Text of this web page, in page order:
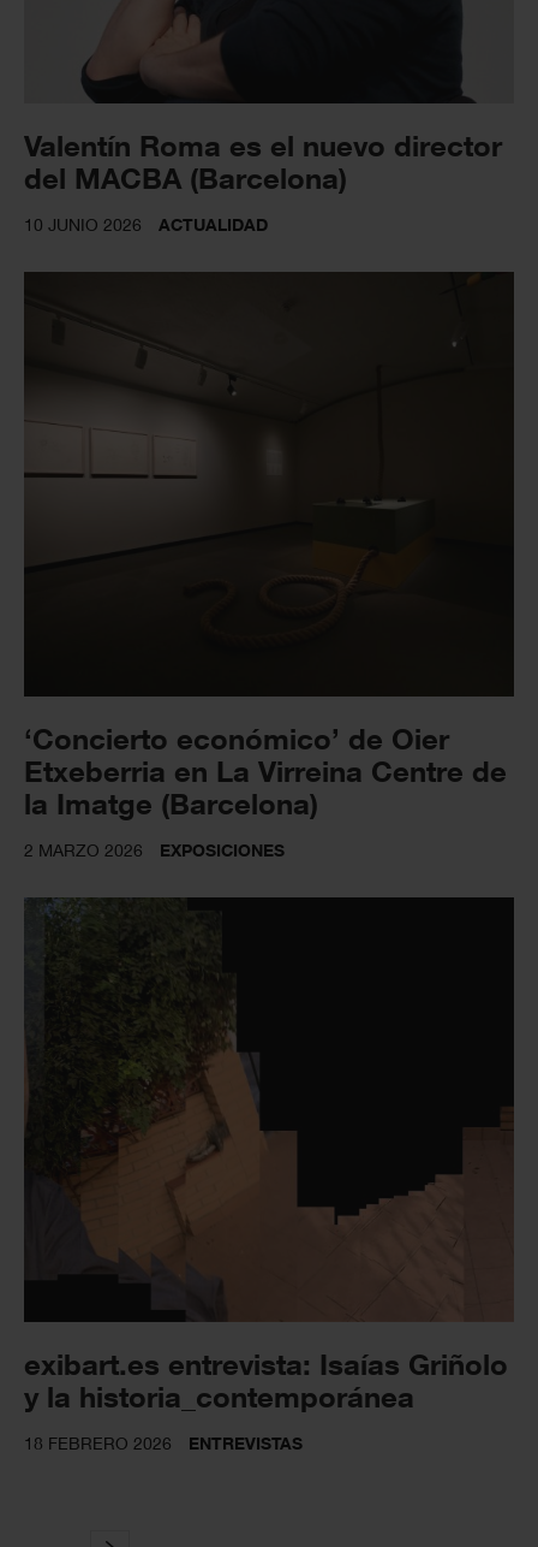
Valentín Roma es el nuevo director
del MACBA (Barcelona)
10 JUNIO 2026 ACTUALIDAD
‘Concierto económico’ de Oier
Etxeberria en La Virreina Centre de
la Imatge (Barcelona)
2 MARZO 2026 EXPOSICIONES
exibart.es entrevista: Isaías Griñolo
y la historia_contemporánea
18 FEBRERO 2026 ENTREVISTAS